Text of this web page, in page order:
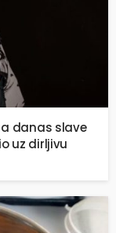
danas slave
uz dirljivu